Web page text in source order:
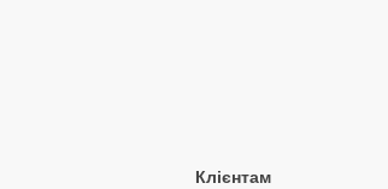
Клієнтам